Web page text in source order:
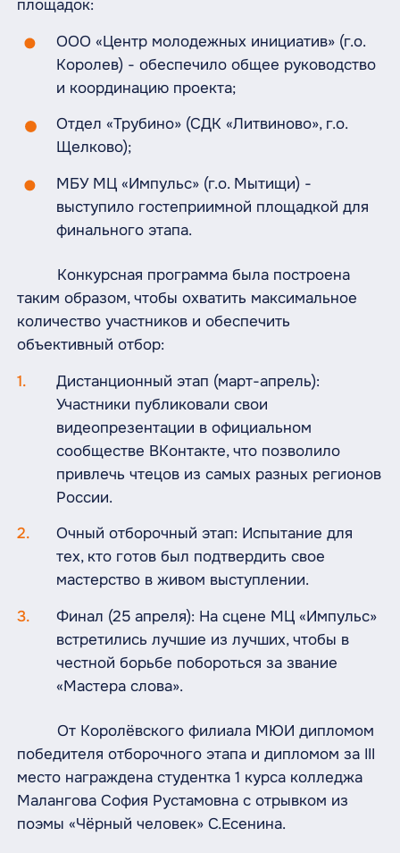
площадок:
ООО «Центр молодежных инициатив» (г.о.
Королев) - обеспечило общее руководство
и координацию проекта;
Отдел «Трубино» (СДК «Литвиново», г.о.
Щелково);
МБУ МЦ «Импульс» (г.о. Мытищи) -
выступило гостеприимной площадкой для
финального этапа.
Конкурсная программа была построена
таким образом, чтобы охватить максимальное
количество участников и обеспечить
объективный отбор:
Дистанционный этап (март-апрель):
Участники публиковали свои
видеопрезентации в официальном
сообществе ВКонтакте, что позволило
привлечь чтецов из самых разных регионов
России.
Очный отборочный этап: Испытание для
тех, кто готов был подтвердить свое
мастерство в живом выступлении.
Финал (25 апреля): На сцене МЦ «Импульс»
встретились лучшие из лучших, чтобы в
честной борьбе побороться за звание
«Мастера слова».
От Королёвского филиала МЮИ дипломом
победителя отборочного этапа и дипломом за III
место награждена студентка 1 курса колледжа
Малангова София Рустамовна с отрывком из
поэмы «Чёрный человек» С.Есенина.